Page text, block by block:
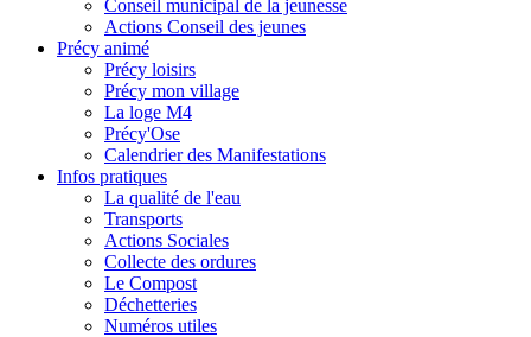
Conseil municipal de la jeunesse
Actions Conseil des jeunes
Précy animé
Précy loisirs
Précy mon village
La loge M4
Précy'Ose
Calendrier des Manifestations
Infos pratiques
La qualité de l'eau
Transports
Actions Sociales
Collecte des ordures
Le Compost
Déchetteries
Numéros utiles